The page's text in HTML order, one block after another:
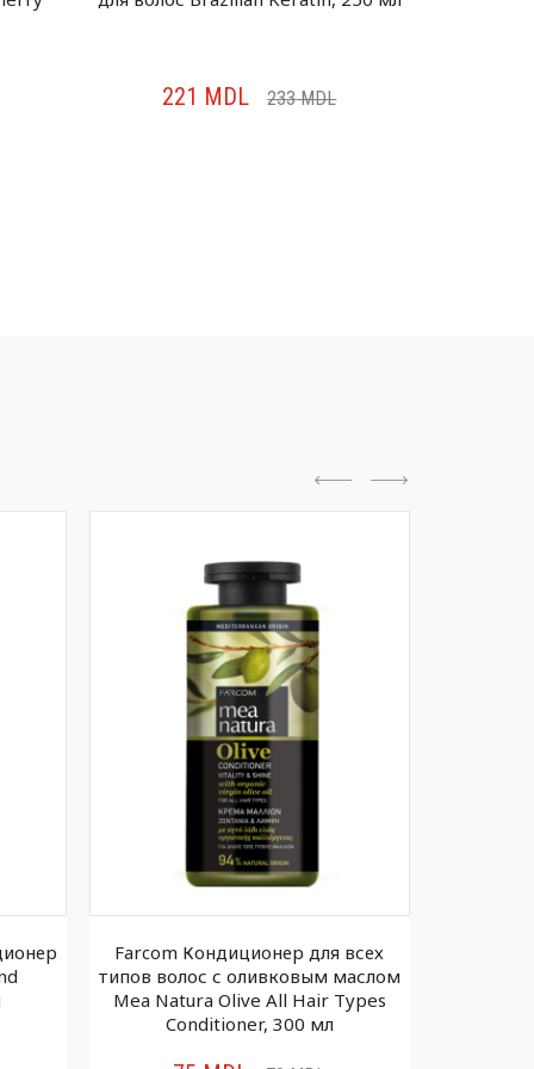
221 MDL 233MDL
Farcom Кондиционер для всех
типов волос с оливковым маслом
Mea Natura Olive All Hair Types
Conditioner, 300 мл